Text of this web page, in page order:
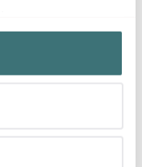
plats som
flera meter
skanna den för
uppgifter
när som
kunder